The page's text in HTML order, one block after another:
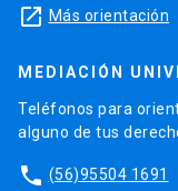
launch Más orientación
MEDIACIÓN
Teléfonos para
alguno de tus
phone (56)95504 1691